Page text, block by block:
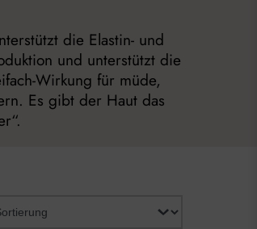
die Elastin- und
und unterstützt die
Wirkung für müde,
Es gibt der Haut das